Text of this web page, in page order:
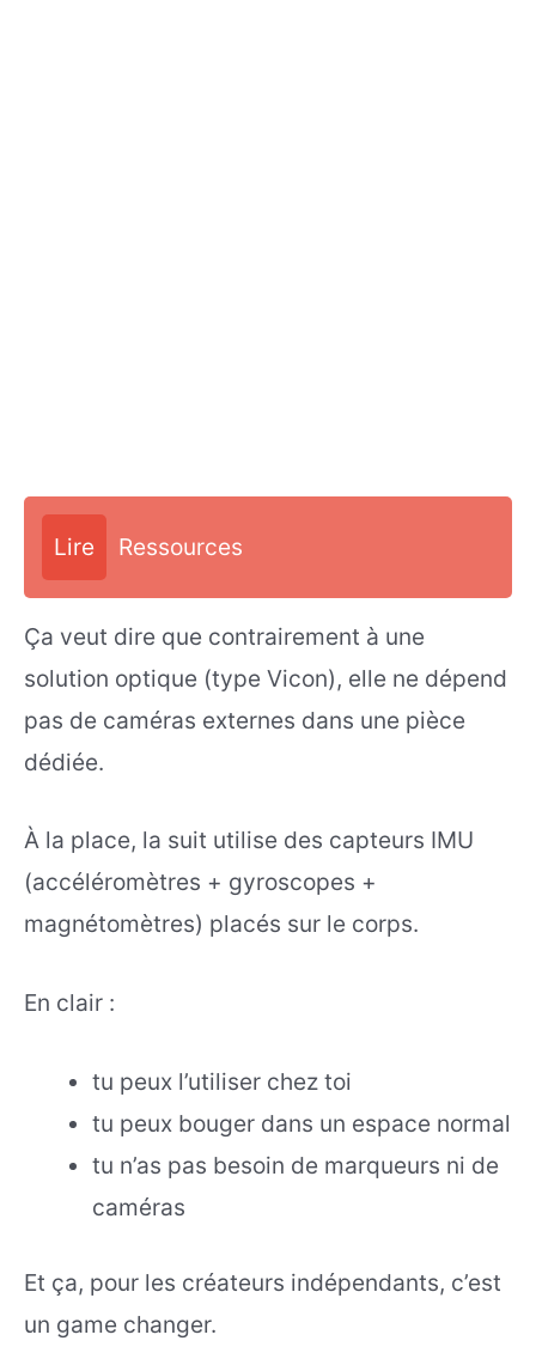
Lire Ressources
Ça veut dire que contrairement à une
solution optique (type Vicon), elle ne dépend
pas de caméras externes dans une pièce
dédiée.
À la place, la suit utilise des capteurs IMU
(accéléromètres + gyroscopes +
magnétomètres) placés sur le corps.
En clair :
tu peux l’utiliser chez toi
tu peux bouger dans un espace normal
tu n’as pas besoin de marqueurs ni de
caméras
Et ça, pour les créateurs indépendants, c’est
un game changer.